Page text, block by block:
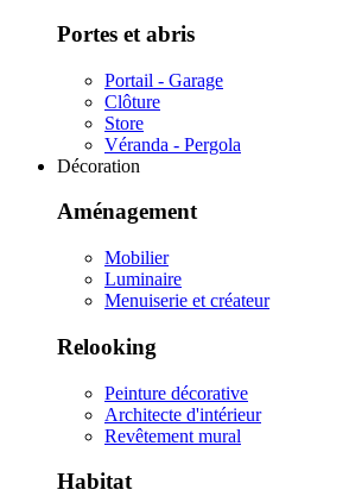
Portes et abris
Portail - Garage
Clôture
Store
Véranda - Pergola
Décoration
Aménagement
Mobilier
Luminaire
Menuiserie et créateur
Relooking
Peinture décorative
Architecte d'intérieur
Revêtement mural
Habitat